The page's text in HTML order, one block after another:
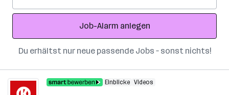
Adresse
Job-Alarm anlegen
Du erhältst nur neue passende Jobs – sonst nichts!
Einblicke Videos